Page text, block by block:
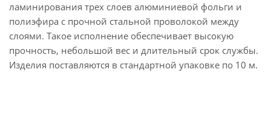
ламинирования трех слоев алюминиевой фольги и
полиэфира с прочной стальной проволокой между
слоями. Такое исполнение обеспечивает высокую
прочность, небольшой вес и длительный срок службы.
Изделия поставляются в стандартной упаковке по 10 м.